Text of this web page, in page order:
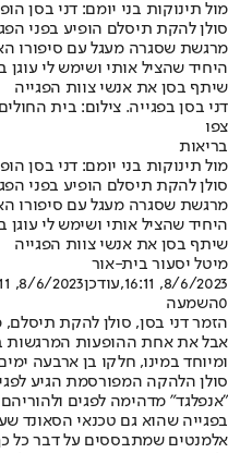
מול תינוקות בני יומם: דני בסן
סולן להקת תיסלם הופיע בפני
מרגשת שסגרה מעגל עם סיפורו
היחיד שהציל אותי ושימש לי
שיתף בסן את אנשי צוות הפגייה
דני בסן בפגייה. צילום: בית
צפו
בריאות
מול תינוקות בני יומם: דני בסן
סולן להקת תיסלם הופיע בפני
מרגשת שסגרה מעגל עם סיפורו
היחיד שהציל אותי ושימש לי
שיתף בסן את אנשי צוות הפגייה
מיטל יסעור בית-אור
8/6/2023, 16:11
,עודכן8/6/2023, 16:11
0השמעה
הזמר דני בסן, סולן להקת תיסלם,
אבל את אחת ההופעות המרגשות
ומיוחד במינו, חלקו בן ארבעה
סולן הלהקה המפורסמת הגיע
"אנפלגד" מדהימה לפגים
בפגייה שהוא גם טכנאי הסאונד
אלמנטים שמתבססים על דבר כל